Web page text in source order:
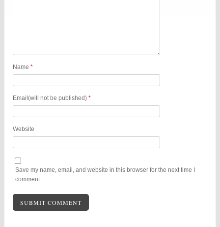
Name*
Email(will not be published)*
Website
Save my name, email, and website in this browser for the next time I
comment